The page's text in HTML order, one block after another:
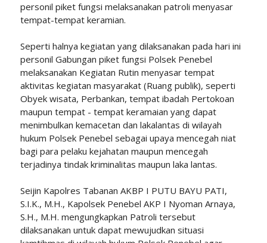
personil piket fungsi melaksanakan patroli menyasar
tempat-tempat keramian.
Seperti halnya kegiatan yang dilaksanakan pada hari ini
personil Gabungan piket fungsi Polsek Penebel
melaksanakan Kegiatan Rutin menyasar tempat
aktivitas kegiatan masyarakat (Ruang publik), seperti
Obyek wisata, Perbankan, tempat ibadah Pertokoan
maupun tempat - tempat keramaian yang dapat
menimbulkan kemacetan dan lakalantas di wilayah
hukum Polsek Penebel sebagai upaya mencegah niat
bagi para pelaku kejahatan maupun mencegah
terjadinya tindak kriminalitas maupun laka lantas.
Seijin Kapolres Tabanan AKBP I PUTU BAYU PATI,
S.I.K., M.H., Kapolsek Penebel AKP I Nyoman Arnaya,
S.H., M.H. mengungkapkan Patroli tersebut
dilaksanakan untuk dapat mewujudkan situasi